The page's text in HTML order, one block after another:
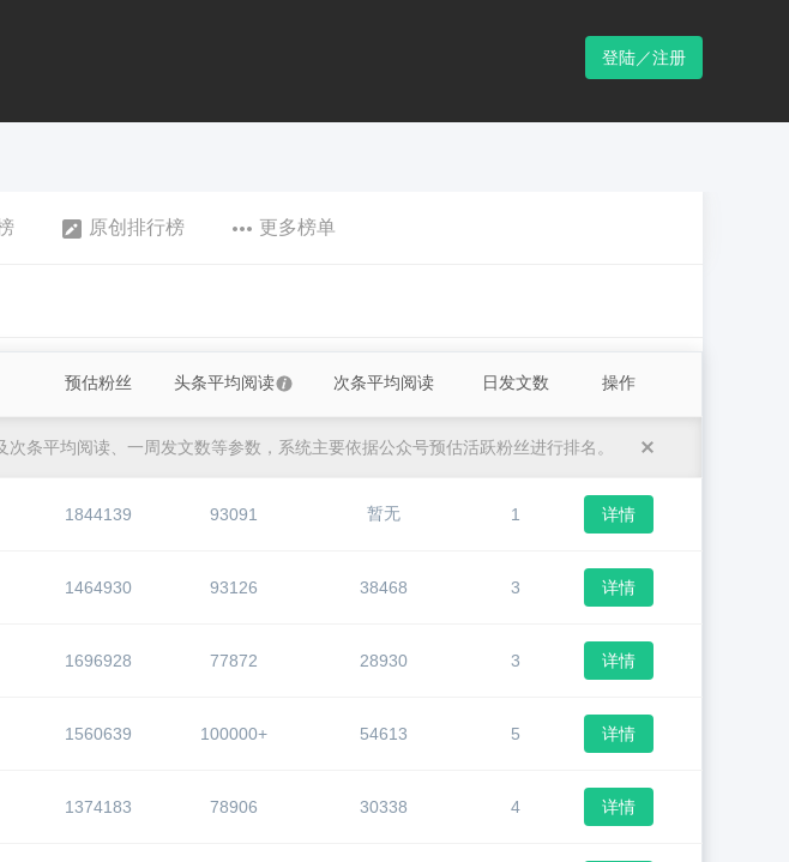
登陆／注册
原创排行榜 更多榜单
预估粉丝 头条平均阅读 次条平均阅读 日发文数 操作
条平均阅读、一周发文数等参数，系统主要依据公众号预估活跃粉丝进行排名。
1844139 93091 暂无 1 详情
1464930 93126 38468 3 详情
1696928 77872 28930 3 详情
1560639 100000+ 54613 5 详情
1374183 78906 30338 4 详情